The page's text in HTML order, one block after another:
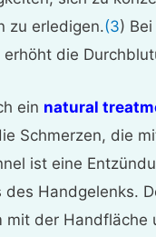
zu erledigen.(3)
erhöht die
ein natural
Schmerzen, die
ist eine
des Handgelenks.
mit der Handfläche